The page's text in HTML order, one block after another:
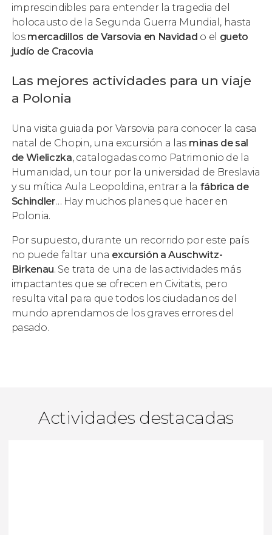
imprescindibles para entender la tragedia del
holocausto de la Segunda Guerra Mundial, hasta
los mercadillos de Varsovia en Navidad o el gueto
judío de Cracovia
Las mejores actividades para un viaje
a Polonia
Una visita guiada por Varsovia para conocer la casa
natal de Chopin, una excursión a las minas de sal
de Wieliczka, catalogadas como Patrimonio de la
Humanidad, un tour por la universidad de Breslavia
y su mítica Aula Leopoldina, entrar a la fábrica de
Schindler… Hay muchos planes que hacer en
Polonia.
Por supuesto, durante un recorrido por este país
no puede faltar una excursión a Auschwitz-
Birkenau. Se trata de una de las actividades más
impactantes que se ofrecen en Civitatis, pero
resulta vital para que todos los ciudadanos del
mundo aprendamos de los graves errores del
pasado.
Actividades destacadas